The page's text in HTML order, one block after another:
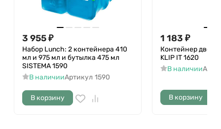
3 955₽
Набор Lunch: 2 контейнера 410
мл и 975 мл и бутылка 475 мл
SISTEMA 1590
В наличииАртикул 1590
В корзину
1 183 ₽
Контейнер
KLIP IT 1620
В наличии
В корзину